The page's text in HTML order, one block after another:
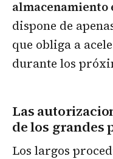
almacenamiento
dispone de
que obliga a
durante los
Las
de los grandes
Los largos